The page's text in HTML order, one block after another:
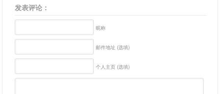
发表评论：
昵称
邮件地址 (选填)
个人主页 (选填)